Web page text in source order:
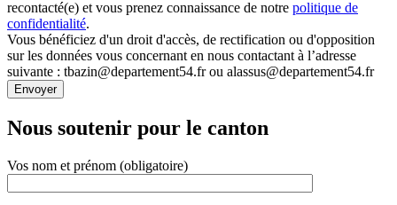
recontacté(e) et vous prenez connaissance de notre politique de
confidentialité.
Vous bénéficiez d'un droit d'accès, de rectification ou d'opposition
sur les données vous concernant en nous contactant à l’adresse
suivante : tbazin@departement54.fr ou alassus@departement54.fr
Nous soutenir pour le canton
Vos nom et prénom (obligatoire)